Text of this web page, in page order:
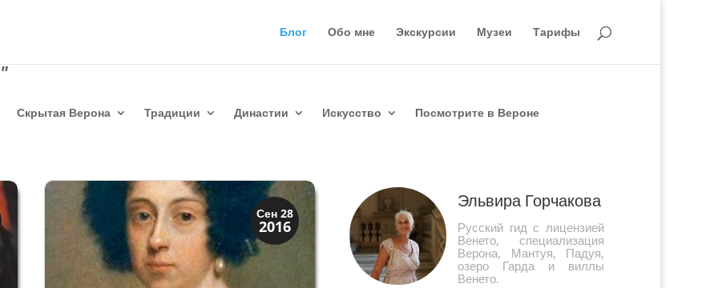
Блог Обо мне Экскурсии Музеи Тарифы
Скрытая Верона Традиции Династии Искусство Посмотрите в Вероне
Сен 28
2016
Династии
Папская область
Эльвира Горчакова
Русский гид с лицензией
Венето, специализация
Верона, Мантуя, Падуя,
озеро Гарда и виллы
Венето.